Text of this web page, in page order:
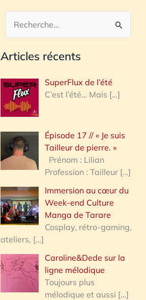
c
h
r
h
e
:
Articles récents
SuperFlux de l’été
C’est l’été… Mais […]
Épisode 17 // « Je suis
Tailleur de pierre. »
Prénom : Lilian
Profession : Tailleur […]
Immersion au cœur du
Week-end Culture
Manga de Tarare
Cosplay, rétro-gaming,
ateliers, […]
Caroline&Dede sur la
ligne mélodique
Toujours plus
mélodique et aussi […]